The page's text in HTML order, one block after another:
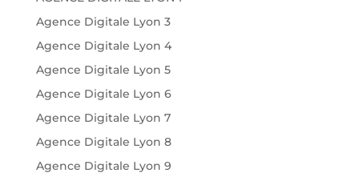
Agence Digitale Lyon 3
Agence Digitale Lyon 4
Agence Digitale Lyon 5
Agence Digitale Lyon 6
Agence Digitale Lyon 7
Agence Digitale Lyon 8
Agence Digitale Lyon 9